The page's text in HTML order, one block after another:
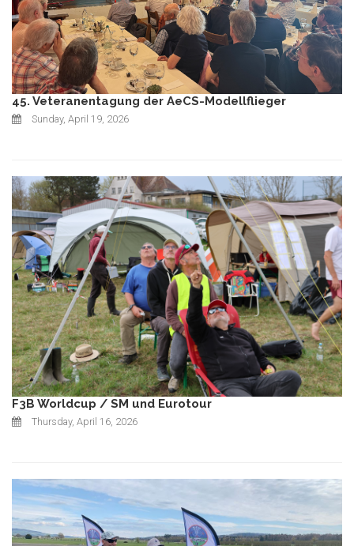
45. Veteranentagung der AeCS-Modellflieger
Sunday, April 19, 2026
F3B Worldcup / SM und Eurotour
Thursday, April 16, 2026